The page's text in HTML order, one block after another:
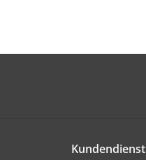
Kundendienst